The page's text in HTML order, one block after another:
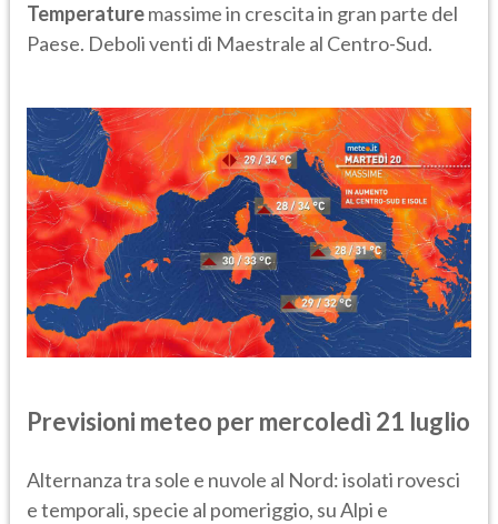
Temperaturemassime in crescita in gran parte del
Paese. Deboli venti di Maestrale al Centro-Sud.
Previsioni meteo permercoledì 21 luglio
Alternanza tra sole e nuvole al Nord: isolati rovesci
e temporali, specie al pomeriggio, su Alpi e